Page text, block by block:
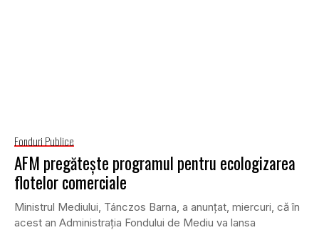
Fonduri Publice
AFM pregătește programul pentru ecologizarea
flotelor comerciale
Ministrul Mediului, Tánczos Barna, a anunțat, miercuri, că în
acest an Administrația Fondului de Mediu va lansa